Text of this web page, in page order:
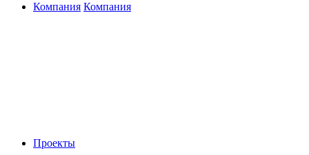
Компания Компания
Проекты